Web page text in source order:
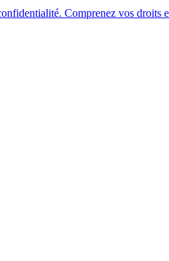
Comprenez vos droits